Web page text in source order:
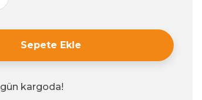
Sepete Ekle
kargoda!